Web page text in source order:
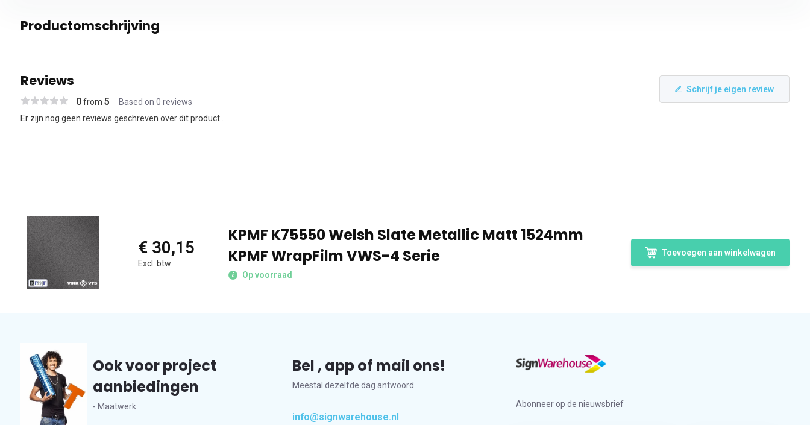
Productomschrijving
Reviews
0from 5 Based on 0 reviews
Schrijf je eigen review
Er zijn nog geen reviews geschreven over dit product..
€ 30,15
Excl. btw
KPMF K75550 Welsh Slate Metallic Matt 1524mm
KPMF WrapFilm VWS-4 Serie
Op voorraad
Toevoegen aan winkelwagen
Ook voor project
aanbiedingen
- Maatwerk
Bel , app of mail ons!
Meestal dezelfde dag antwoord
info@signwarehouse.nl
Abonneer op de nieuwsbrief